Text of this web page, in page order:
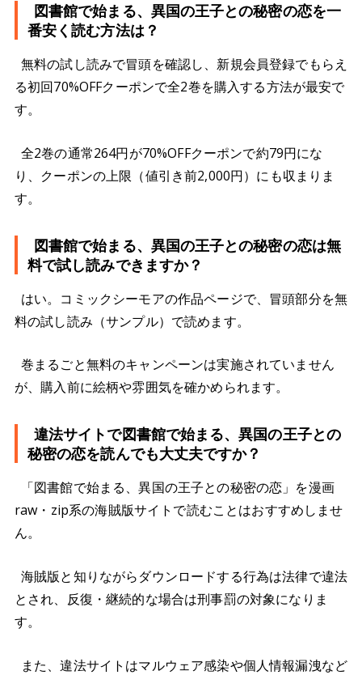
図書館で始まる、異国の王子との秘密の恋を一
番安く読む方法は？
無料の試し読みで冒頭を確認し、新規会員登録でもらえ
る初回70%OFFクーポンで全2巻を購入する方法が最安で
す。
全2巻の通常264円が70%OFFクーポンで約79円にな
り、クーポンの上限（値引き前2,000円）にも収まりま
す。
図書館で始まる、異国の王子との秘密の恋は無
料で試し読みできますか？
はい。コミックシーモアの作品ページで、冒頭部分を無
料の試し読み（サンプル）で読めます。
巻まるごと無料のキャンペーンは実施されていません
が、購入前に絵柄や雰囲気を確かめられます。
違法サイトで図書館で始まる、異国の王子との
秘密の恋を読んでも大丈夫ですか？
「図書館で始まる、異国の王子との秘密の恋」を漫画
raw・zip系の海賊版サイトで読むことはおすすめしませ
ん。
海賊版と知りながらダウンロードする行為は法律で違法
とされ、反復・継続的な場合は刑事罰の対象になりま
す。
また、違法サイトはマルウェア感染や個人情報漏洩など